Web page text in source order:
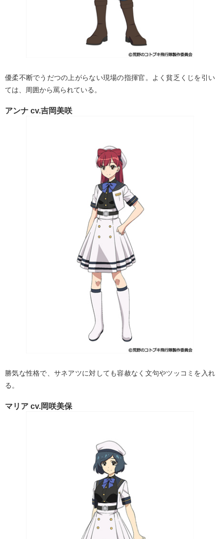
優柔不断でうだつの上がらない現場の指揮官。よく貧乏くじを引い
ては、周囲から罵られている。
アンナ cv.吉岡美咲
勝気な性格で、サネアツに対しても容赦なく文句やツッコミを入れ
る。
マリア cv.岡咲美保